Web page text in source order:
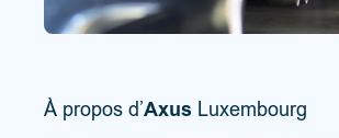
À propos d’Axus Luxembourg